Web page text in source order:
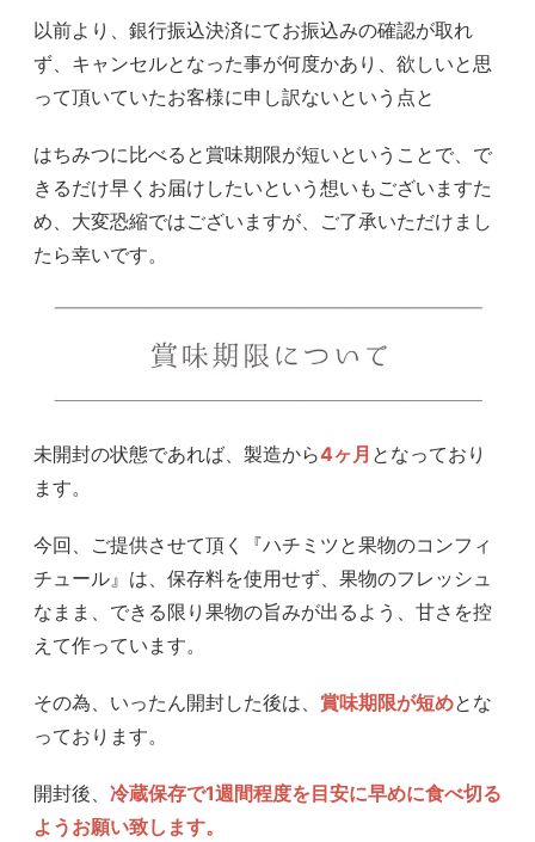
以前より、銀行振込決済にてお振込みの確認が取れ
ず、キャンセルとなった事が何度かあり、欲しいと思
って頂いていたお客様に申し訳ないという点と
はちみつに比べると賞味期限が短いということで、で
きるだけ早くお届けしたいという想いもございますた
め、大変恐縮ではございますが、ご了承いただけまし
たら幸いです。
未開封の状態であれば、製造から4ヶ月 となっており
ます。
今回、ご提供させて頂く『ハチミツと果物のコンフィ
チュール』は、保存料を使用せず、果物のフレッシュ
なまま、できる限り果物の旨みが出るよう、甘さを控
えて作っています。
その為、いったん開封した後は、 賞味期限が短めとな
っております。
開封後、 冷蔵保存で1週間程度を目安に早めに食べ切る
ようお願い致します。